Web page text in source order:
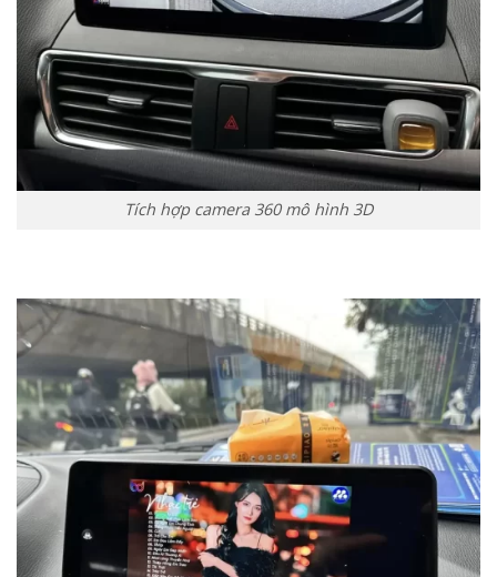
Tích hợp camera 360 mô hình 3D